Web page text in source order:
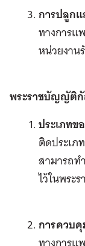
การปลูก
ทางการแ
หน่วยงาน
พระราชบัญญัติ
ประเภทข
ติดประเภ
สามารถท
ไว้ในพร
การควบคุ